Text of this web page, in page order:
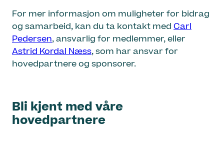
For mer informasjon om muligheter for bidrag
og samarbeid, kan du ta kontakt med Carl
Pedersen, ansvarlig for medlemmer, eller
Astrid Kordal Næss, som har ansvar for
hovedpartnere og sponsorer.
Bli kjent med våre
hovedpartnere